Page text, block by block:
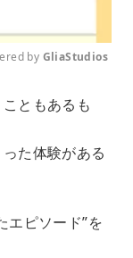
u
e
by GliaStudios
ともあるも
た体験がある
エピソード”を